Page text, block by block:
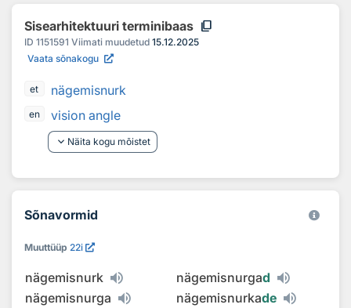
Sisearhitektuuri terminibaas content_copy
ID 1151591 Viimati muudetud 15.12.2025
Vaata sõnakogu
et nägemisnurk
en
vision angle
keyboard_arrow_down Näita kogu mõistet
Sõnavormid
Muuttüüp 22i
nägemisnurk nägemisnurgad
nägemisnurga
nägemisnurkade